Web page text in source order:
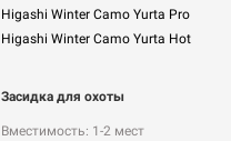
Higashi Winter Camo Yurta Pro
Higashi Winter Camo Yurta Hot
Засидка для охоты
Вместимость: 1-2 мест